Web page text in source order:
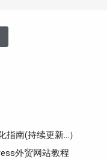
南(持续更新...）
外贸网站教程